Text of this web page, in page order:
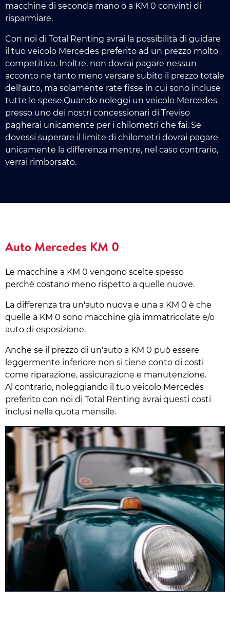
macchine di seconda mano o a KM 0 convinti di
risparmiare.
Con noi di Total Renting avrai la possibilità di guidare
il tuo veicolo Mercedes preferito ad un prezzo molto
competitivo. Inoltre, non dovrai pagare nessun
acconto ne tanto meno versare subito il prezzo totale
dell'auto, ma solamente rate fisse in cui sono incluse
tutte le spese.Quando noleggi un veicolo Mercedes
presso uno dei nostri concessionari di Treviso
pagherai unicamente per i chilometri che fai. Se
dovessi superare il limite di chilometri dovrai pagare
unicamente la differenza mentre, nel caso contrario,
verrai rimborsato.
Auto Mercedes KM 0
Le macchine a KM 0 vengono scelte spesso
perchè costano meno rispetto a quelle nuove.
La differenza tra un'auto nuova e una a KM 0 è che
quelle a KM 0 sono macchine già immatricolate e/o
auto di esposizione.
Anche se il prezzo di un'auto a KM 0 può essere
leggermente inferiore non si tiene conto di costi
come riparazione, assicurazione e manutenzione.
Al contrario, noleggiando il tuo veicolo Mercedes
preferito con noi di Total Renting avrai questi costi
inclusi nella quota mensile.